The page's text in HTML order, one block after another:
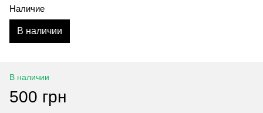
Наличие
В наличии
В наличии
500 грн